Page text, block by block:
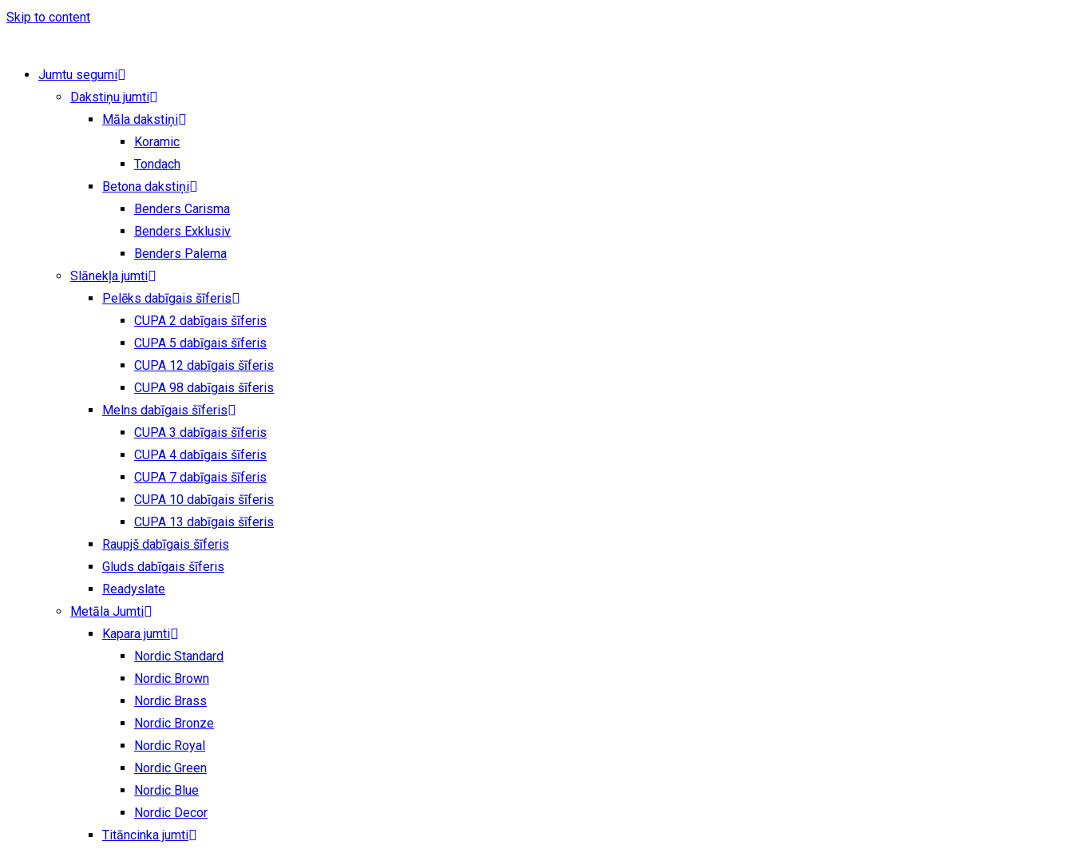
Skip to content
Jumtu segumi
Dakstiņu jumti
Māla dakstiņi
Koramic
Tondach
Betona dakstiņi
Benders Carisma
Benders Exklusiv
Benders Palema
Slānekļa jumti
Pelēks dabīgais šīferis
CUPA 2 dabīgais šīferis
CUPA 5 dabīgais šīferis
CUPA 12 dabīgais šīferis
CUPA 98 dabīgais šīferis
Melns dabīgais šīferis
CUPA 3 dabīgais šīferis
CUPA 4 dabīgais šīferis
CUPA 7 dabīgais šīferis
CUPA 10 dabīgais šīferis
CUPA 13 dabīgais šīferis
Raupjš dabīgais šīferis
Gluds dabīgais šīferis
Readyslate
Metāla Jumti
Kapara jumti
Nordic Standard
Nordic Brown
Nordic Brass
Nordic Bronze
Nordic Royal
Nordic Green
Nordic Blue
Nordic Decor
Titāncinka jumti